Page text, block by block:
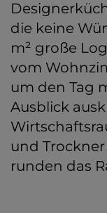
die keine
m² große
vom
um den Tag
Ausblick
und
runden das